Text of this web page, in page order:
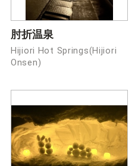
肘折温泉
Hijiori Hot Springs(Hijiori
Onsen)